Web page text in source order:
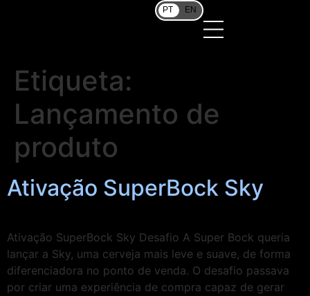
PT EN
Etiqueta:
Lançamento de
produto
Ativação SuperBock Sky
Ativação SuperBock Sky Desafio A Super Bock queria
lançar a Sky, uma cerveja mais leve e suave, de forma
diferenciadora no ponto de venda. O desafio passava
por criar uma experiência de compra capaz de gerar